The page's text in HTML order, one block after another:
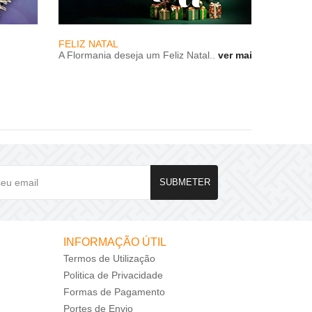
A Flormania deseja um Feliz Natal..ver mais
SUBMETER
INFORMAÇÃO ÚTIL
Termos de Utilização
Politica de Privacidade
Formas de Pagamento
Portes de Envio